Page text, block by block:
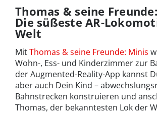
Thomas & seine
Die süßeste AR-
Welt
MitThomas & seine Freunde: Minis
Wohn-, Ess- und Kinderzimmer zur
der Augmented-Reality-App kannst
aber auch Dein Kind –
Bahnstrecken konstruieren und
Thomas, der bekanntesten Lok der